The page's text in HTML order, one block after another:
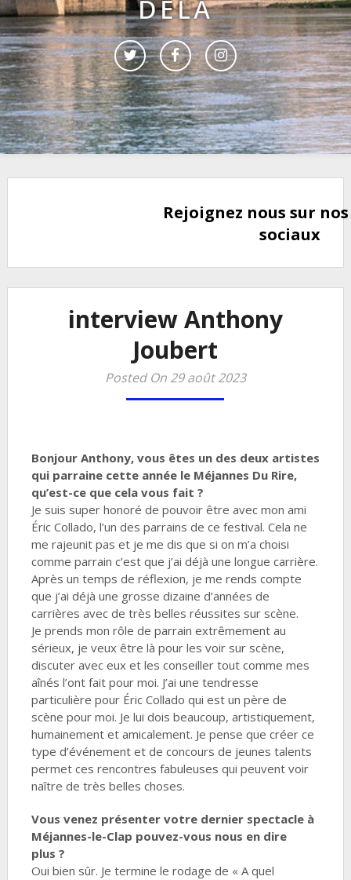
DELÀ
Rejoignez nous sur
sociaux
interview Anthony
Joubert
Posted On 29 août 2023
Bonjour Anthony, vous êtes un des deux artistes
qui parraine cette année le Méjannes Du Rire,
qu’est-ce que cela vous fait ?
Je suis super honoré de pouvoir être avec mon ami
Éric Collado, l’un des parrains de ce festival. Cela ne
me rajeunit pas et je me dis que si on m’a choisi
comme parrain c’est que j’ai déjà une longue carrière.
Après un temps de réflexion, je me rends compte
que j’ai déjà une grosse dizaine d’années de
carrières avec de très belles réussites sur scène.
Je prends mon rôle de parrain extrêmement au
sérieux, je veux être là pour les voir sur scène,
discuter avec eux et les conseiller tout comme mes
aînés l’ont fait pour moi. J’ai une tendresse
particulière pour Éric Collado qui est un père de
scène pour moi. Je lui dois beaucoup, artistiquement,
humainement et amicalement. Je pense que créer ce
type d’événement et de concours de jeunes talents
permet ces rencontres fabuleuses qui peuvent voir
naître de très belles choses.
Vous venez présenter votre dernier spectacle à
Méjannes-le-Clap pouvez-vous nous en dire
plus ?
Oui bien sûr. Je termine le rodage de « A quel